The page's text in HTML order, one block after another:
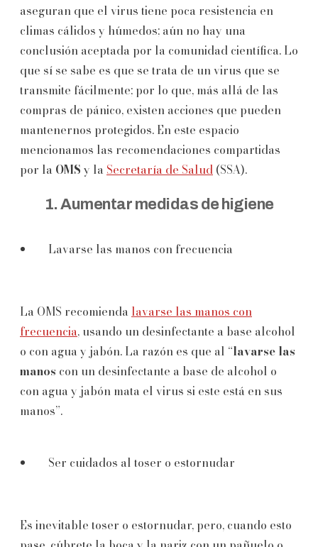
aseguran que el virus tiene poca resistencia en
climas cálidos y húmedos; aún no hay una
conclusión aceptada por la comunidad científica. Lo
que sí se sabe es que se trata de un virus que se
transmite fácilmente; por lo que, más allá de las
compras de pánico, existen acciones que pueden
mantenernos protegidos. En este espacio
mencionamos las recomendaciones compartidas
por la OMS y la Secretaría de Salud (SSA).
1. Aumentar medidas de higiene
Lavarse las manos con frecuencia
La OMS recomienda lavarse las manos con
frecuencia, usando un desinfectante a base alcohol
o con agua y jabón. La razón es que al “lavarse las
manos con un desinfectante a base de alcohol o
con agua y jabón mata el virus si este está en sus
manos”.
Ser cuidados al toser o estornudar
Es inevitable toser o estornudar, pero, cuando esto